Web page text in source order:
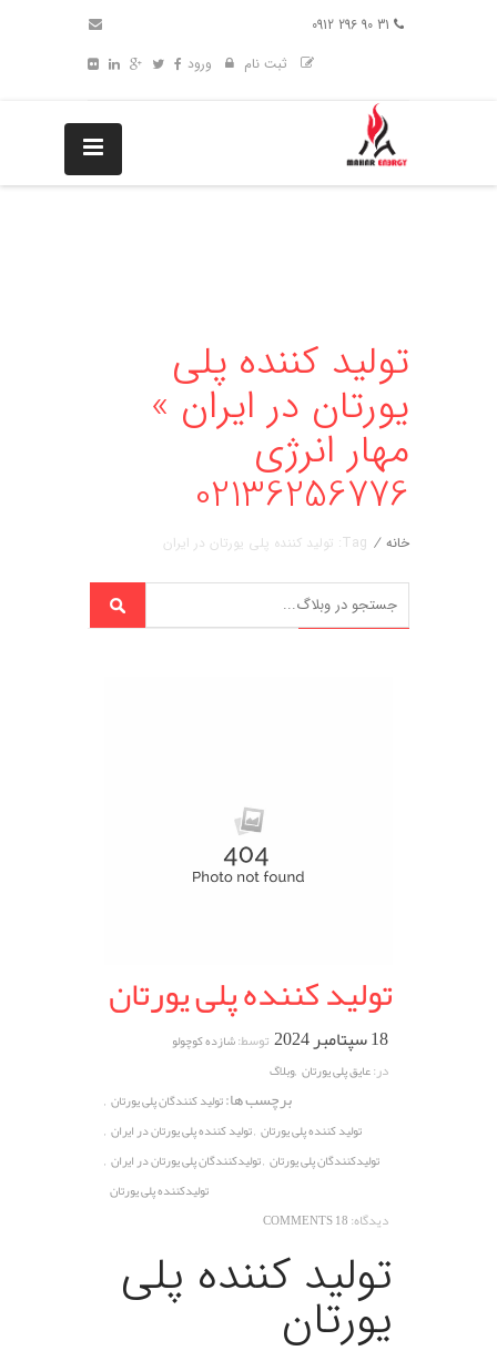
ثبت نام
ورود
تولید کننده پلی
یورتان در ایران »
مهار انرژی
02136256776
خانه / Tag: تولید کننده پلی یورتان در ایران
تولید کننده پلی یورتان
18 سپتامبر 2024 توسط:شازده کوچولو
در:عایق پلی یورتان ,وبلاگ
برچسب ها:تولید کنندگان پلی یورتان ,
تولید کننده پلی یورتان ,تولید کننده پلی یورتان در ایران ,
تولیدکنندگان پلی یورتان ,تولیدکنندگان پلی یورتان در ایران ,
تولیدکننده پلی یورتان
دیدگاه:18 COMMENTS
تولید کننده پلی
یورتان